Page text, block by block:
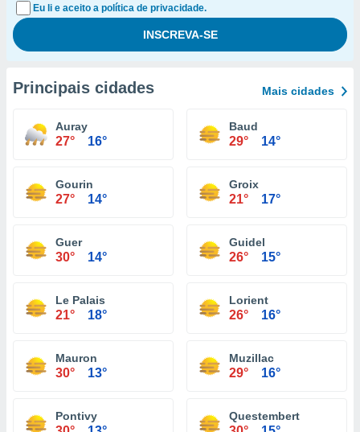
Eu li e aceito a política de privacidade.
Principais cidades Mais cidades
Auray
27° 16°
Baud
29° 14°
Gourin
27° 14°
Groix
21° 17°
Guer
30° 14°
Guidel
26° 15°
Le Palais
21° 18°
Lorient
26° 16°
Mauron
30° 13°
Muzillac
29° 16°
Pontivy Questembert